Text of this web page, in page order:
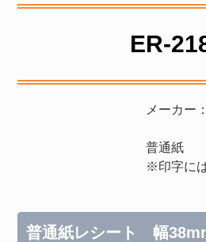
ER-
メーカー
普通紙
※印字に
普通紙レシート 幅